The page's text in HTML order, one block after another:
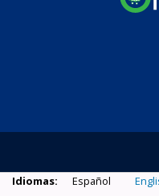
Idiomas: Español